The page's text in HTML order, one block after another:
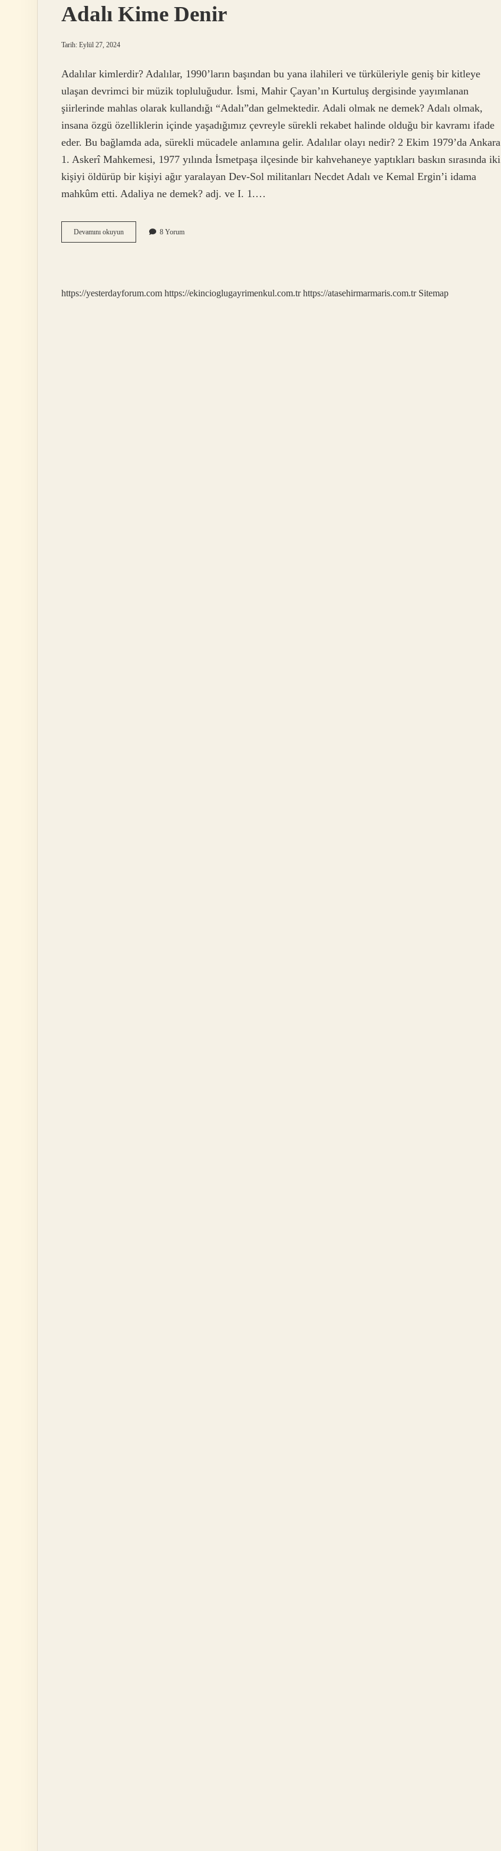
Adalı Kime Denir
Tarih: Eylül 27, 2024
Adalılar kimlerdir? Adalılar, 1990’ların başından bu yana ilahileri ve türküleriyle geniş bir kitleye
ulaşan devrimci bir müzik topluluğudur. İsmi, Mahir Çayan’ın Kurtuluş dergisinde yayımlanan
şiirlerinde mahlas olarak kullandığı “Adalı”dan gelmektedir. Adali olmak ne demek? Adalı olmak,
insana özgü özelliklerin içinde yaşadığımız çevreyle sürekli rekabet halinde olduğu bir kavramı ifade
eder. Bu bağlamda ada, sürekli mücadele anlamına gelir. Adalılar olayı nedir? 2 Ekim 1979’da Ankara
1. Askerî Mahkemesi, 1977 yılında İsmetpaşa ilçesinde bir kahvehaneye yaptıkları baskın sırasında iki
kişiyi öldürüp bir kişiyi ağır yaralayan Dev-Sol militanları Necdet Adalı ve Kemal Ergin’i idama
mahkûm etti. Adaliya ne demek? adj. ve I. 1.…
Devamını okuyunAdalı
Kime
8 Yorum
https://yesterdayforum.com https://ekincioglugayrimenkul.com.tr https://atasehirmarmaris.com.tr Sitemap